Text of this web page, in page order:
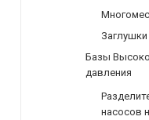
Базы
давления
насосов